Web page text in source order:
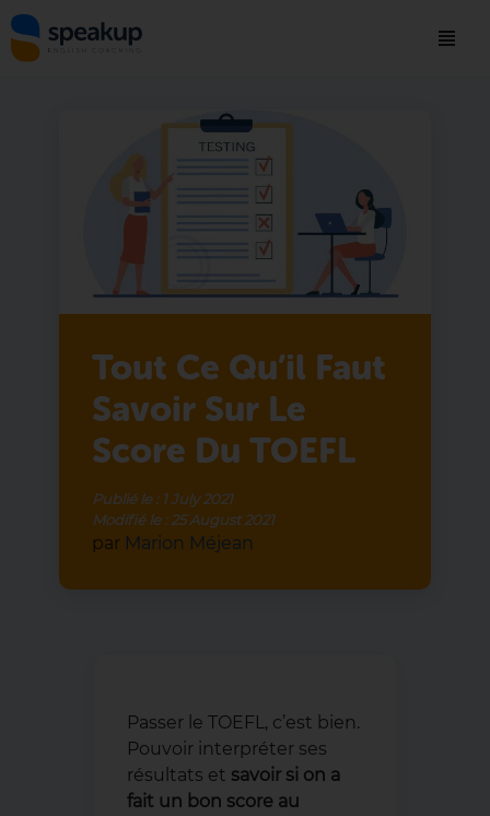
Tout Ce Qu’il Faut
Savoir Sur Le
Score Du TOEFL
Publié le : 1 July 2021
Modifié le :25 August 2021
par Marion Méjean
Passer le TOEFL, c’est bien.
Pouvoir interpréter ses
résultats et savoir si on a
fait un bon score au